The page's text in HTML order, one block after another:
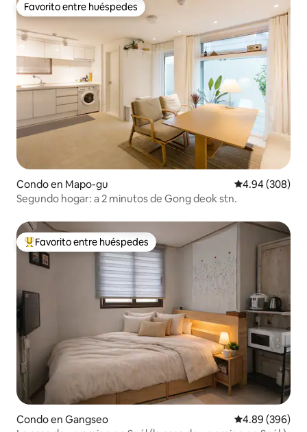
Favorito entre huéspedes
Favorito entre huéspedes
Condo en Mapo-gu Calificación
4.94 (308)
Segundo hogar: a 2 minutos de Gong deok stn.
Favorito entre huéspedes preferido
Favorito entre huéspedes
Condo en Gangseo Calificación
4.89 (396)